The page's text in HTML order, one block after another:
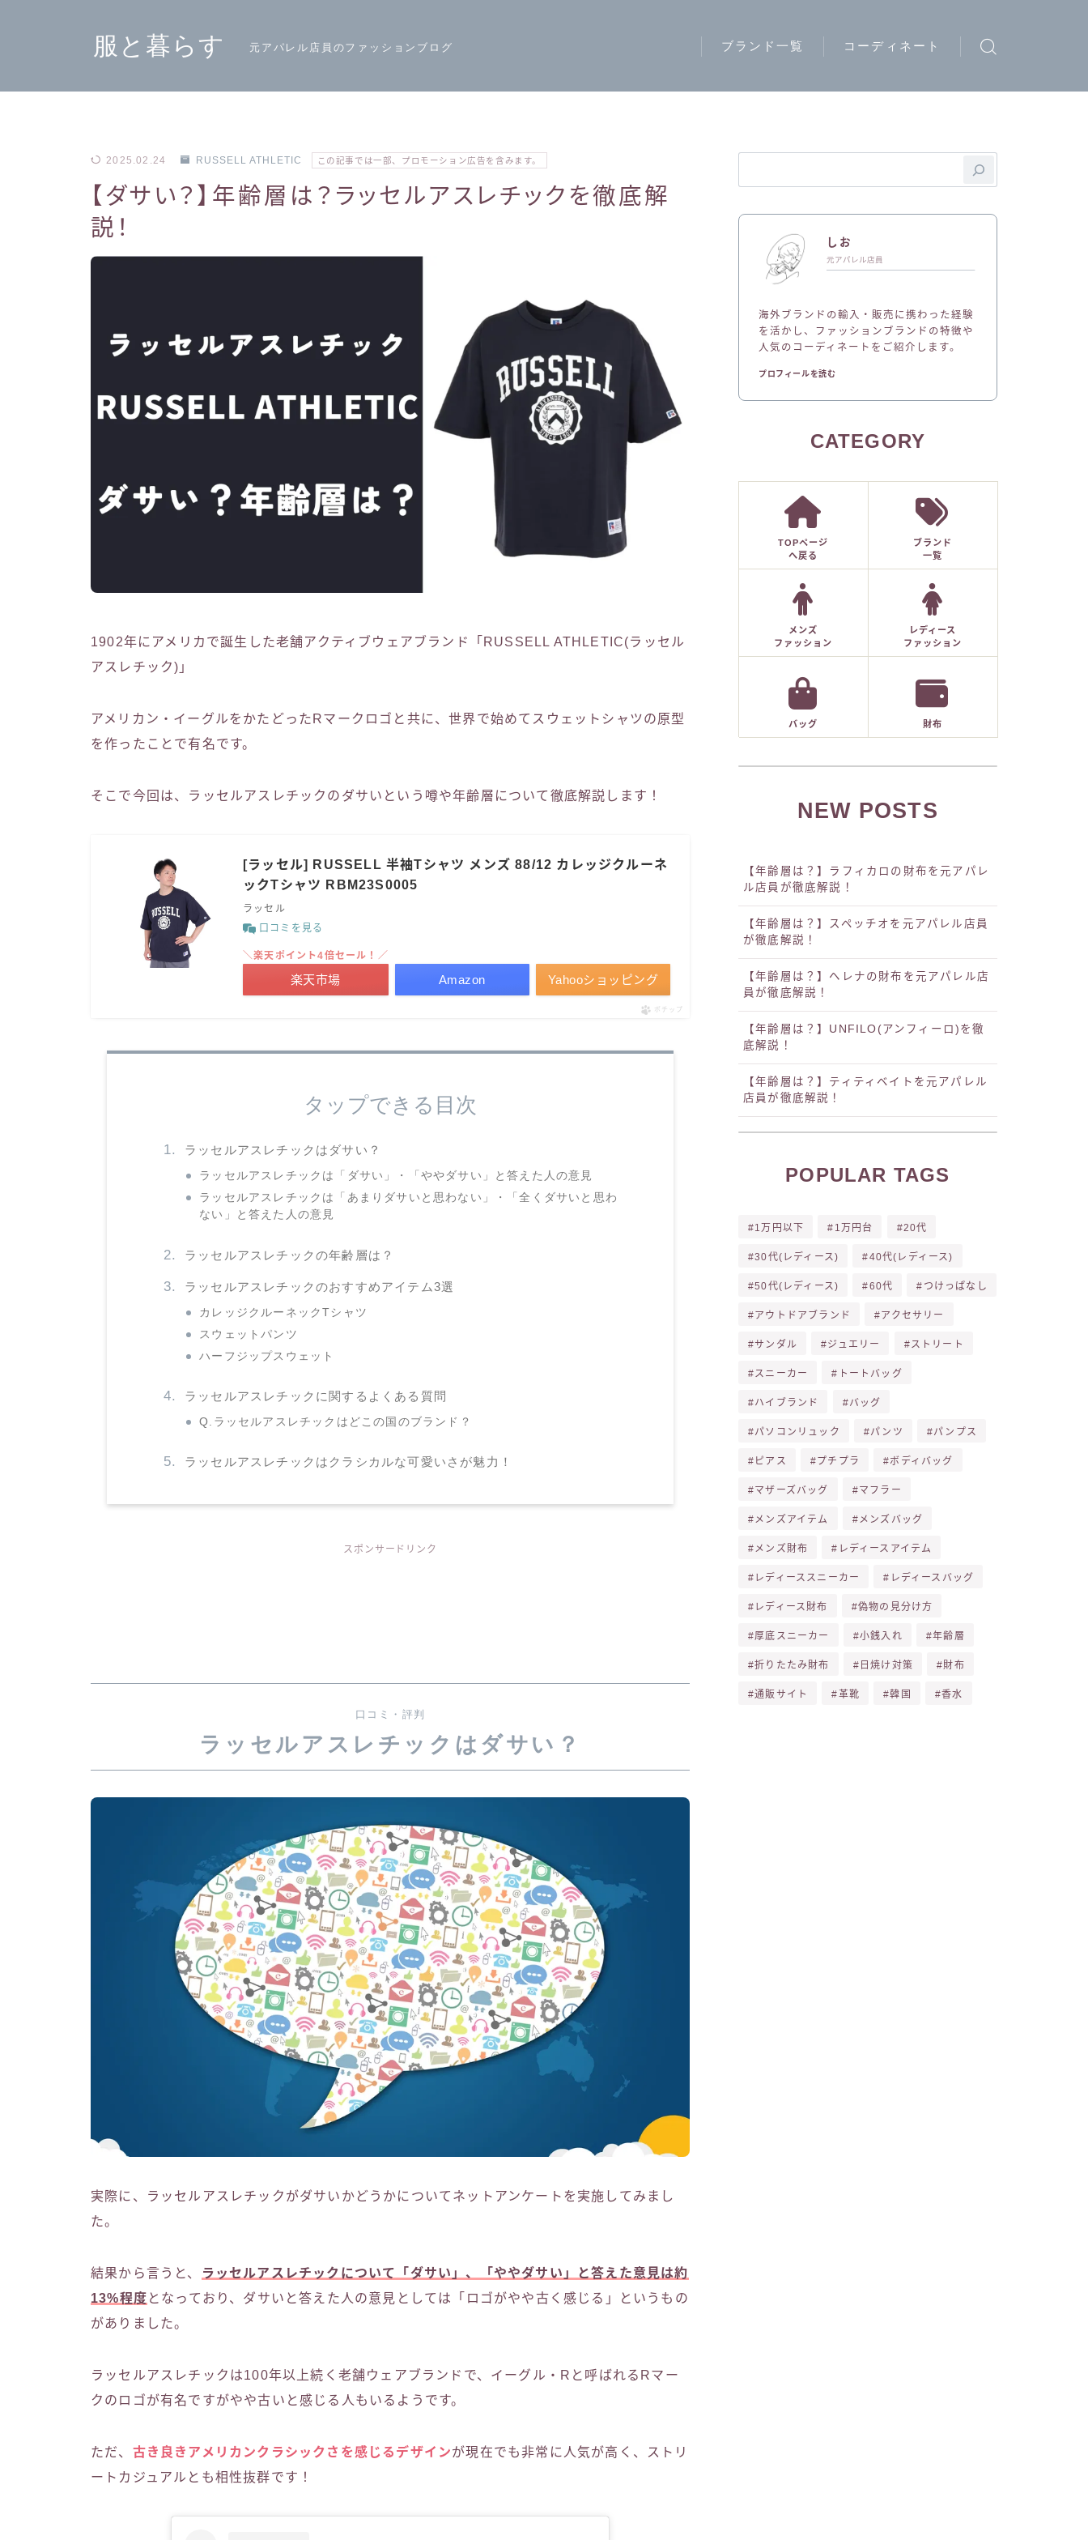
服と暮らす 元アパレル店員のファッションブログ ブランド一覧
モード系ブランド
ハイブランド
レディースブランド
カジュアルブランド
ワークウェアブランド
コーディネート
2025.02.24 RUSSELL ATHLETIC この記事では一部、プロモーション広告を含みます。
【ダサい？】年齢層は？ラッセルアスレチックを徹底解
説！
1902年にアメリカで誕生した老舗アクティブウェアブランド「RUSSELL ATHLETIC(ラッセル
アスレチック)」
アメリカン・イーグルをかたどったRマークロゴと共に、世界で始めてスウェットシャツの原型
を作ったことで有名です。
そこで今回は、ラッセルアスレチックのダサいという噂や年齢層について徹底解説します！
[ラッセル] RUSSELL 半袖Tシャツ メンズ 88/12 カレッジクルーネ
ックTシャツ RBM23S0005
ラッセル
口コミを見る
Amazon
＼楽天ポイント4倍セール！／
楽天市場 Yahooショッピング
ポチップ
タップできる目次
ラッセルアスレチックはダサい？
ラッセルアスレチックは「ダサい」・「ややダサい」と答えた人の意見
ラッセルアスレチックは「あまりダサいと思わない」・「全くダサいと思わ
ない」と答えた人の意見
ラッセルアスレチックの年齢層は？
ラッセルアスレチックのおすすめアイテム3選
カレッジクルーネックTシャツ
スウェットパンツ
ハーフジップスウェット
ラッセルアスレチックに関するよくある質問
Q.ラッセルアスレチックはどこの国のブランド？
ラッセルアスレチックはクラシカルな可愛いさが魅力！
スポンサードリンク
口コミ・評判
ラッセルアスレチックはダサい？
実際に、ラッセルアスレチックがダサいかどうかについてネットアンケートを実施してみまし
た。
結果から言うと、
ラッセルアスレチックについて「ダサい」、「ややダサい」と答えた意見は約
13%程度 となっており、ダサいと答えた人の意見としては「ロゴがやや古く感じる」というもの
がありました。
ラッセルアスレチックは100年以上続く老舗ウェアブランドで、イーグル・Rと呼ばれるRマー
クのロゴが有名ですがやや古いと感じる人もいるようです。
ただ、 古き良きアメリカンクラシックさを感じるデザインが現在でも非常に人気が高く、ストリ
ートカジュアルとも相性抜群です！
しお
元アパレル店員
海外ブランドの輸入・販売に携わった経験
を活かし、ファッションブランドの特徴や
人気のコーディネートをご紹介します。
プロフィールを読む
CATEGORY
TOPページ
へ戻る
ブランド
一覧
メンズ
ファッション
レディース
ファッション
バッグ 財布
NEW POSTS
【年齢層は？】ラフィカロの財布を元アパレ
ル店員が徹底解説！
【年齢層は？】スペッチオを元アパレル店員
が徹底解説！
【年齢層は？】ヘレナの財布を元アパレル店
員が徹底解説！
【年齢層は？】UNFILO(アンフィーロ)を徹
底解説！
【年齢層は？】ティティベイトを元アパレル
店員が徹底解説！
POPULAR TAGS
1万円以下 1万円台 20代
30代(レディース) 40代(レディース)
50代(レディース) 60代 つけっぱなし
アウトドアブランド アクセサリー
サンダル ジュエリー ストリート
スニーカー トートバッグ
ハイブランド バッグ
パソコンリュック パンツ パンプス
ピアス プチプラ ボディバッグ
マザーズバッグ マフラー
メンズアイテム メンズバッグ
メンズ財布 レディースアイテム
レディーススニーカー レディースバッグ
レディース財布 偽物の見分け方
厚底スニーカー 小銭入れ 年齢層
折りたたみ財布 日焼け対策 財布
通販サイト 革靴 韓国 香水